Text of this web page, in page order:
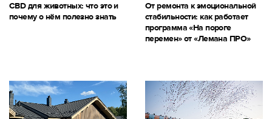
CBD для животных: что это и
почему о нём полезно знать
От ремонта к эмоциональной
стабильности: как работает
программа «На пороге
перемен» от «Лемана ПРО»